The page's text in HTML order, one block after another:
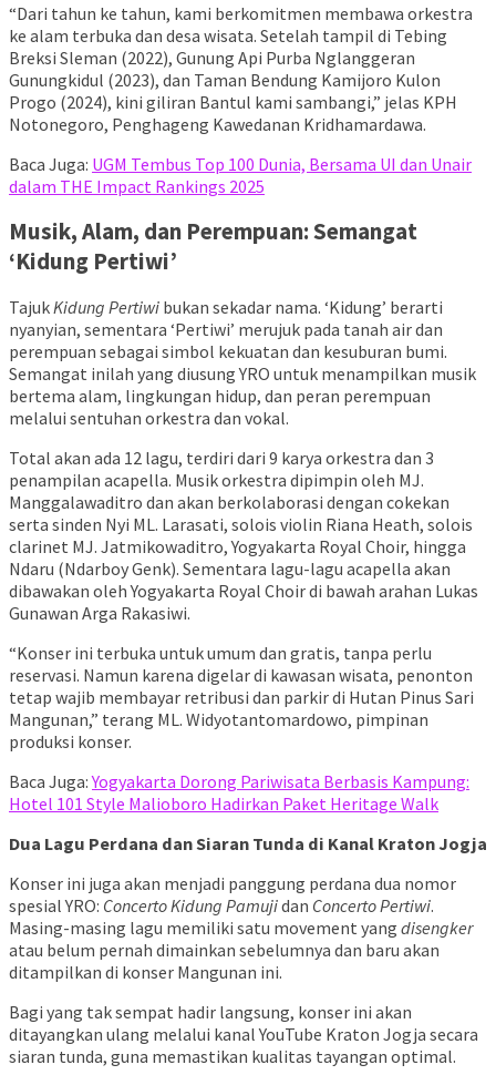
“Dari tahun ke tahun, kami berkomitmen membawa orkestra
ke alam terbuka dan desa wisata. Setelah tampil di Tebing
Breksi Sleman (2022), Gunung Api Purba Nglanggeran
Gunungkidul (2023), dan Taman Bendung Kamijoro Kulon
Progo (2024), kini giliran Bantul kami sambangi,” jelas KPH
Notonegoro, Penghageng Kawedanan Kridhamardawa.
Baca Juga: UGM Tembus Top 100 Dunia, Bersama UI dan Unair
dalam THE Impact Rankings 2025
Musik, Alam, dan Perempuan: Semangat
‘Kidung Pertiwi’
TajukKidung Pertiwi bukan sekadar nama. ‘Kidung’ berarti
nyanyian, sementara ‘Pertiwi’ merujuk pada tanah air dan
perempuan sebagai simbol kekuatan dan kesuburan bumi.
Semangat inilah yang diusung YRO untuk menampilkan musik
bertema alam, lingkungan hidup, dan peran perempuan
melalui sentuhan orkestra dan vokal.
Total akan ada 12 lagu, terdiri dari 9 karya orkestra dan 3
penampilan acapella. Musik orkestra dipimpin oleh MJ.
Manggalawaditro dan akan berkolaborasi dengan cokekan
serta sinden Nyi ML. Larasati, solois violin Riana Heath, solois
clarinet MJ. Jatmikowaditro, Yogyakarta Royal Choir, hingga
Ndaru (Ndarboy Genk). Sementara lagu-lagu acapella akan
dibawakan oleh Yogyakarta Royal Choir di bawah arahan Lukas
Gunawan Arga Rakasiwi.
“Konser ini terbuka untuk umum dan gratis, tanpa perlu
reservasi. Namun karena digelar di kawasan wisata, penonton
tetap wajib membayar retribusi dan parkir di Hutan Pinus Sari
Mangunan,” terang ML. Widyotantomardowo, pimpinan
produksi konser.
Baca Juga:Yogyakarta Dorong Pariwisata Berbasis Kampung:
Hotel 101 Style Malioboro Hadirkan Paket Heritage Walk
Dua Lagu Perdana dan Siaran Tunda di Kanal Kraton Jogja
Konser ini juga akan menjadi panggung perdana dua nomor
spesial YRO: Concerto Kidung Pamujidan Concerto Pertiwi.
Masing-masing lagu memiliki satu movement yang disengker
atau belum pernah dimainkan sebelumnya dan baru akan
ditampilkan di konser Mangunan ini.
Bagi yang tak sempat hadir langsung, konser ini akan
ditayangkan ulang melalui kanal YouTube Kraton Jogja secara
siaran tunda, guna memastikan kualitas tayangan optimal.